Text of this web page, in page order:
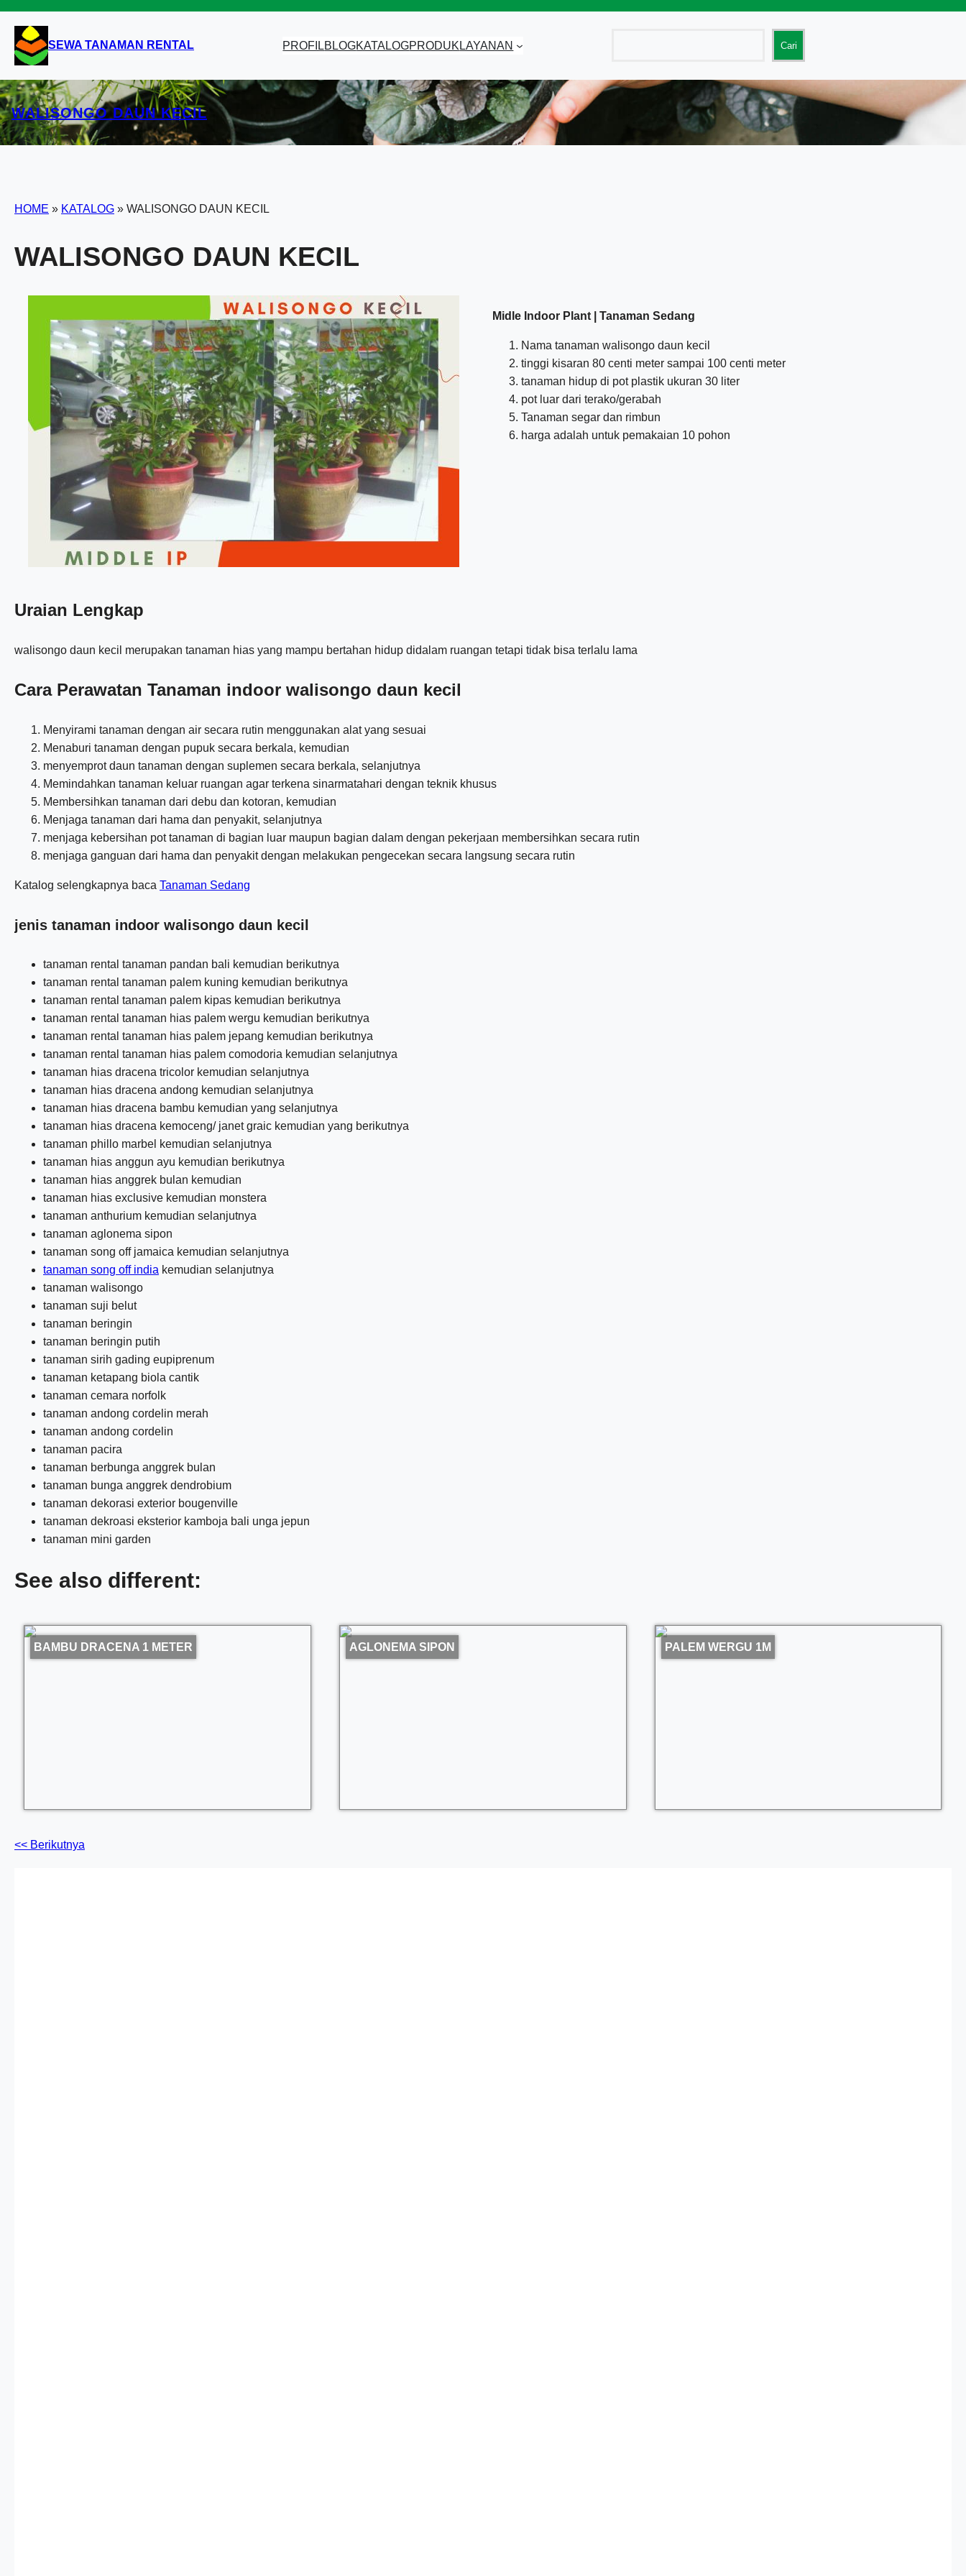
konten
SEWA TANAMAN RENTAL PROFILBLOGKATALOGPRODUK LAYANAN Cari
WALISONGO DAUN KECIL
HOME » KATALOG » WALISONGO DAUN KECIL
WALISONGO DAUN KECIL
Midle Indoor Plant | Tanaman Sedang
Nama tanaman walisongo daun kecil
tinggi kisaran 80 centi meter sampai 100 centi meter
tanaman hidup di pot plastik ukuran 30 liter
pot luar dari terako/gerabah
Tanaman segar dan rimbun
harga adalah untuk pemakaian 10 pohon
Uraian Lengkap
walisongo daun kecil merupakan tanaman hias yang mampu bertahan hidup didalam ruangan tetapi tidak bisa terlalu lama
Cara Perawatan Tanaman indoor walisongo daun kecil
Menyirami tanaman dengan air secara rutin menggunakan alat yang sesuai
Menaburi tanaman dengan pupuk secara berkala, kemudian
menyemprot daun tanaman dengan suplemen secara berkala, selanjutnya
Memindahkan tanaman keluar ruangan agar terkena sinarmatahari dengan teknik khusus
Membersihkan tanaman dari debu dan kotoran, kemudian
Menjaga tanaman dari hama dan penyakit, selanjutnya
menjaga kebersihan pot tanaman di bagian luar maupun bagian dalam dengan pekerjaan membersihkan secara rutin
menjaga ganguan dari hama dan penyakit dengan melakukan pengecekan secara langsung secara rutin
Katalog selengkapnya baca Tanaman Sedang
jenis tanaman indoor walisongo daun kecil
tanaman rental tanaman pandan bali kemudian berikutnya
tanaman rental tanaman palem kuning kemudian berikutnya
tanaman rental tanaman palem kipas kemudian berikutnya
tanaman rental tanaman hias palem wergu kemudian berikutnya
tanaman rental tanaman hias palem jepang kemudian berikutnya
tanaman rental tanaman hias palem comodoria kemudian selanjutnya
tanaman hias dracena tricolor kemudian selanjutnya
tanaman hias dracena andong kemudian selanjutnya
tanaman hias dracena bambu kemudian yang selanjutnya
tanaman hias dracena kemoceng/ janet graic kemudian yang berikutnya
tanaman phillo marbel kemudian selanjutnya
tanaman hias anggun ayu kemudian berikutnya
tanaman hias anggrek bulan kemudian
tanaman hias exclusive kemudian monstera
tanaman anthurium kemudian selanjutnya
tanaman aglonema sipon
tanaman song off jamaica kemudian selanjutnya
tanaman song off india kemudian selanjutnya
tanaman walisongo
tanaman suji belut
tanaman beringin
tanaman beringin putih
tanaman sirih gading eupiprenum
tanaman ketapang biola cantik
tanaman cemara norfolk
tanaman andong cordelin merah
tanaman andong cordelin
tanaman pacira
tanaman berbunga anggrek bulan
tanaman bunga anggrek dendrobium
tanaman dekorasi exterior bougenville
tanaman dekroasi eksterior kamboja bali unga jepun
tanaman mini garden
See also different:
BAMBU DRACENA 1 METER AGLONEMA SIPON PALEM WERGU 1M
<< Berikutnya